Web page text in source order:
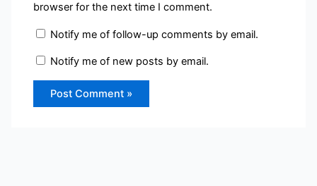
browser for the next time I comment.
Notify me of follow-up comments by email.
Notify me of new posts by email.